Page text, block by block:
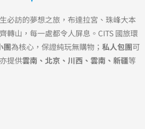
必訪的夢想之旅，布達拉宮、珠峰大本
轉山，每一處都令人屏息。CITS 國旅環
團為核心，保證純玩無購物； 私人包團可
提供雲南、北京、川西、雲南、新疆等